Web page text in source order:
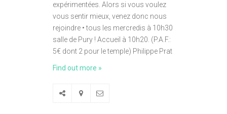
expérimentées. Alors si vous voulez
vous sentir mieux, venez donc nous
rejoindre • tous les mercredis à 10h30
salle de Pury ! Accueil à 10h20. (P.A.F.:
5€ dont 2 pour le temple) Philippe Prat
Find out more »